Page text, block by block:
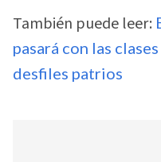
También puede leer:
pasará con las
desfiles patrios